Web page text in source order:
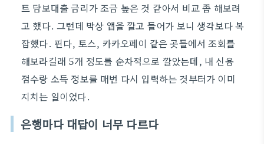
트 담보대출 금리가 조금 높은 것 같아서 비교 좀 해보려
고 했다. 그런데 막상 앱을 깔고 들어가 보니 생각보다 복
잡했다. 핀다, 토스, 카카오페이 같은 곳들에서 조회를
해보라길래 5개 정도를 순차적으로 깔았는데, 내 신용
점수랑 소득 정보를 매번 다시 입력하는 것부터가 이미
지치는 일이었다.
은행마다 대답이 너무 다르다